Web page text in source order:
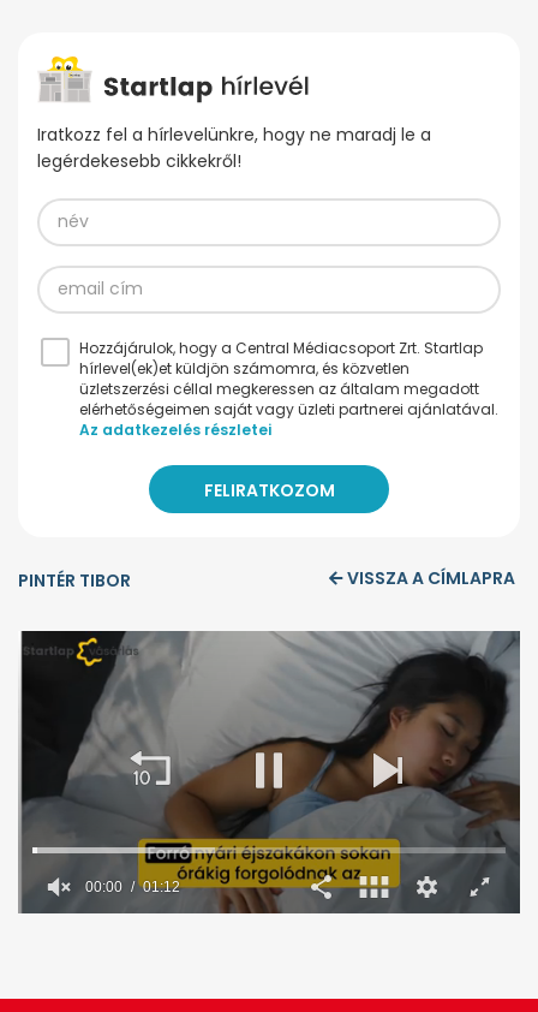
Iratkozz fel a hírlevelünkre, hogy ne maradj le a
legérdekesebb cikkekről!
Hozzájárulok, hogy a Central Médiacsoport Zrt. Startlap
hírlevel(ek)et küldjön számomra, és közvetlen
üzletszerzési céllal megkeressen az általam megadott
elérhetőségeimen saját vagy üzleti partnerei ajánlatával.
Az adatkezelés részletei
PINTÉR TIBOR VISSZA A CÍMLAPRA
minute,
00:01 01:12